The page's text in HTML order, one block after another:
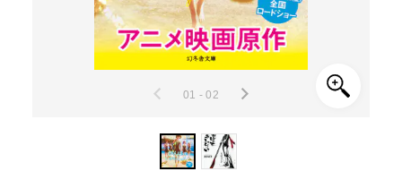
01 - 02